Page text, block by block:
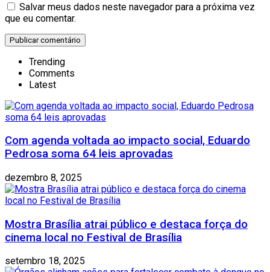
Salvar meus dados neste navegador para a próxima vez
que eu comentar.
Trending
Comments
Latest
Com agenda voltada ao impacto social, Eduardo
Pedrosa soma 64 leis aprovadas
dezembro 8, 2025
Mostra Brasília atrai público e destaca força do
cinema local no Festival de Brasília
setembro 18, 2025